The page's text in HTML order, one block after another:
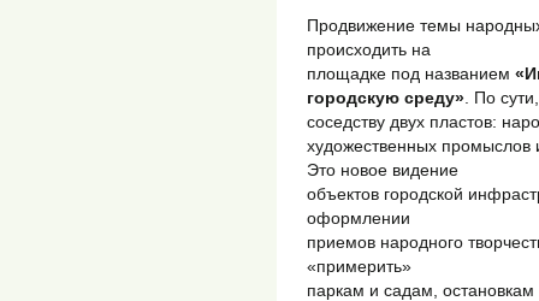
Продвижение темы
происходить на
площадке под названием
городскую среду» . По
соседству двух пластов:
художественных промыслов
Это новое видение
объектов городской
оформлении
приемов народного
«примерить»
паркам и садам,